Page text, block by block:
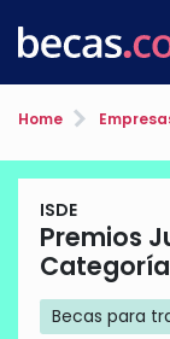
Home
ISDE
Premios
Categoría
Becas para